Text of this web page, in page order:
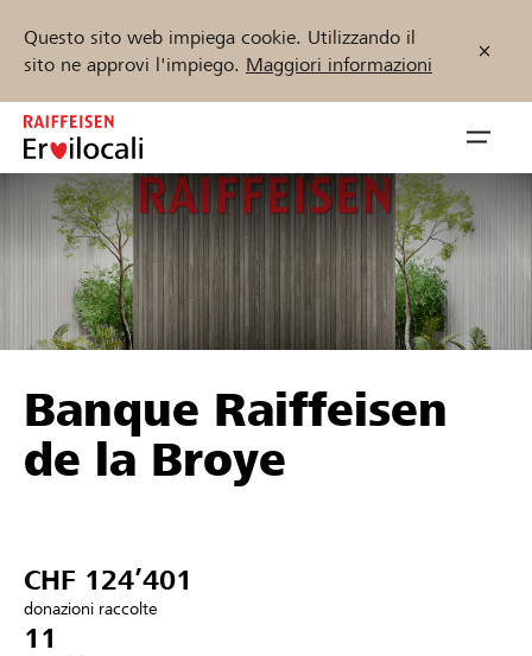
Questo sito web impiega cookie. Utilizzando il
sito ne approvi l'impiego. Maggiori informazioni
Zum
Inhalt
springen
öffnen
Sostenere
Aiuto & supporto
Trova progetti e organizzazioni
Inizia ora
Banque Raiffeisen
de la Broye
CHF 124’401
donazioni raccolte
11